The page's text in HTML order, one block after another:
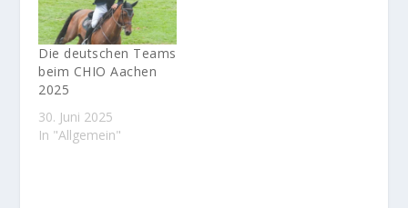
Die deutschen Teams
beim CHIO Aachen
2025
30. Juni 2025
In "Allgemein"